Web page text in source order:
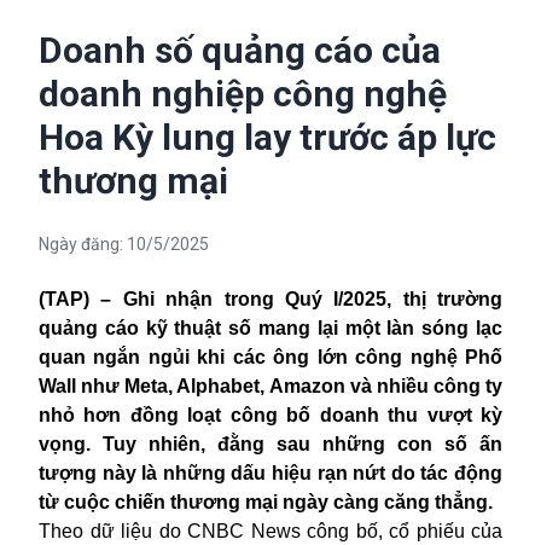
Doanh số quảng cáo của
doanh nghiệp công nghệ
Hoa Kỳ lung lay trước áp lực
thương mại
Ngày đăng: 10/5/2025
(TAP) – Ghi nhận trong Quý I/2025, thị trường
quảng cáo kỹ thuật số mang lại một làn sóng lạc
quan ngắn ngủi khi các ông lớn công nghệ Phố
Wall như Meta, Alphabet, Amazon và nhiều công ty
nhỏ hơn đồng loạt công bố doanh thu vượt kỳ
vọng. Tuy nhiên, đằng sau những con số ấn
tượng này là những dấu hiệu rạn nứt do tác động
từ cuộc chiến thương mại ngày càng căng thẳng.
Theo dữ liệu do CNBC News công bố, cổ phiếu của